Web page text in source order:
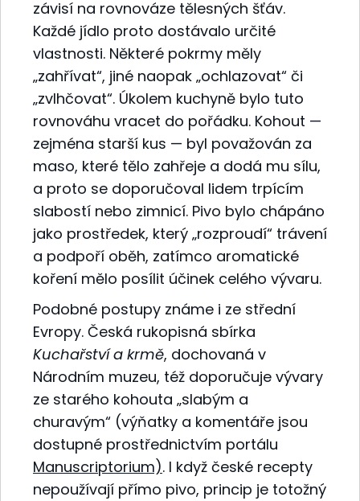
závisí na rovnováze tělesných šťáv.
Každé jídlo proto dostávalo určité
vlastnosti. Některé pokrmy měly
„zahřívat“, jiné naopak „ochlazovat“ či
„zvlhčovat“. Úkolem kuchyně bylo tuto
rovnováhu vracet do pořádku. Kohout —
zejména starší kus — byl považován za
maso, které tělo zahřeje a dodá mu sílu,
a proto se doporučoval lidem trpícím
slabostí nebo zimnicí. Pivo bylo chápáno
jako prostředek, který „rozproudí“ trávení
a podpoří oběh, zatímco aromatické
koření mělo posílit účinek celého vývaru.
Podobné postupy známe i ze střední
Evropy. Česká rukopisná sbírka
Kuchařství a krmě, dochovaná v
Národním muzeu, též doporučuje vývary
ze starého kohouta „slabým a
churavým“ (výňatky a komentáře jsou
dostupné prostřednictvím portálu
Manuscriptorium). I když české recepty
nepoužívají přímo pivo, princip je totožný